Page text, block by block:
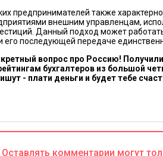
руководителей.
общемировой показатель участия
выше: 69%. И, соответственно,
директоров людей, которые не
включают в совет
предпринимателей также
внешним управленцам,
Данный подход может
его последующей передаче
вопрос про Россию!
бухгалтеров из большой
- плати деньги и будет тебе
Оставлять комментарии могут